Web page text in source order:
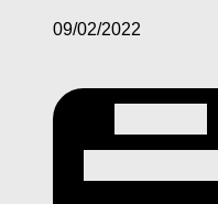
09/02/2022